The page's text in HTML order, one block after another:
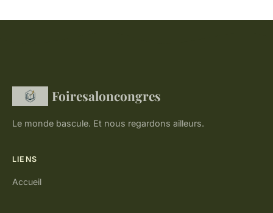
Foiresaloncongres
Le monde bascule. Et nous regardons ailleurs.
LIENS
Accueil